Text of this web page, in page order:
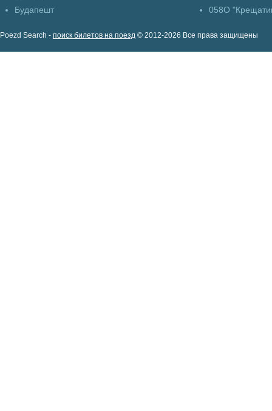
Будапешт
058О
Poezd Search - поиск билетов на поезд © 2012-2026 Все права защищены